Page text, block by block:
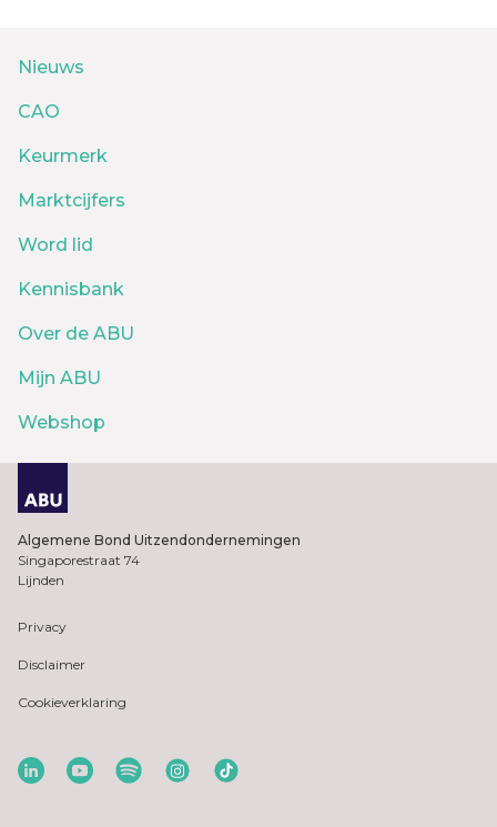
Nieuws
CAO
Keurmerk
Marktcijfers
Word lid
Kennisbank
Over de ABU
Mijn ABU
Webshop
Algemene Bond Uitzendondernemingen
Singaporestraat 74
Lijnden
Privacy
Disclaimer
Cookieverklaring